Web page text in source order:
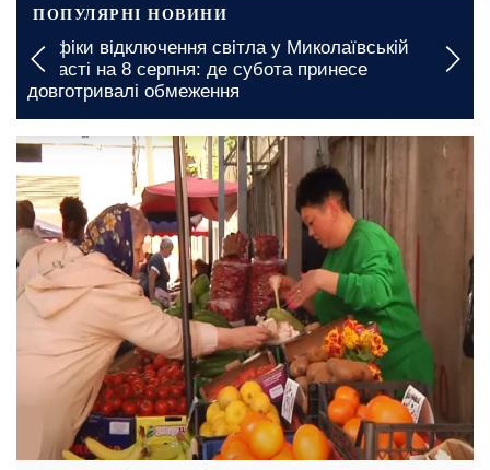
ПОПУЛЯРНІ НОВИНИ
Графіки відключення світла у Миколаївській
області на 8 серпня: де субота принесе
довготривалі обмеження
12 травня, 21:00